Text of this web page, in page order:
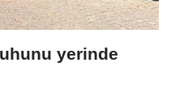
yerinde